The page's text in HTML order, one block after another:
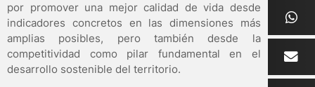
por promover una mejor calidad de vida desde
indicadores concretos en las dimensiones más
amplias posibles, pero también desde la
competitividad como pilar fundamental en el
desarrollo sostenible del territorio.